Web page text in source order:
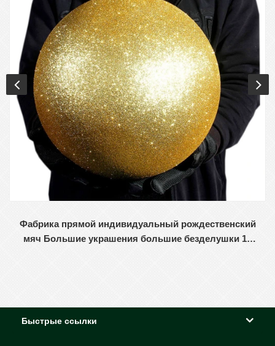
Фабрика прямой индивидуальный рождественский
мяч Большие украшения большие безделушки 15
Быстрые ссылки